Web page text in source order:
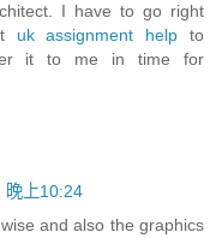
I have to go right
uk assignment help to
it to me in time for
晚上10:24
and also the graphics